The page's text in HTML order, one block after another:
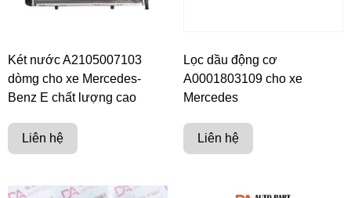
Két nước A2105007103
dòmg cho xe Mercedes-
Benz E chất lượng cao
Liên hệ
Lọc dầu động cơ
A0001803109 cho xe
Mercedes
Liên hệ